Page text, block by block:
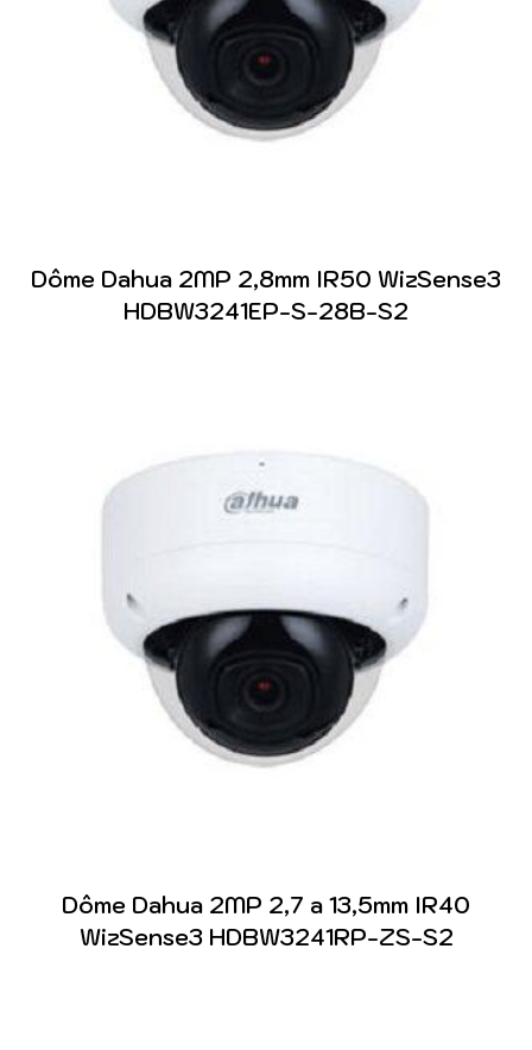
Dôme Dahua 2MP 2,8mm IR50 WizSense3
HDBW3241EP-S-28B-S2
Dôme Dahua 2MP 2,7 a 13,5mm IR40
WizSense3 HDBW3241RP-ZS-S2